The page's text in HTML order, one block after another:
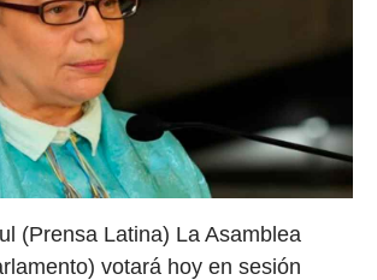
(Prensa Latina) La Asamblea
votará hoy en sesión